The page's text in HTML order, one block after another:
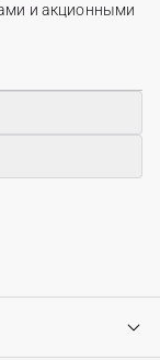
и акционными